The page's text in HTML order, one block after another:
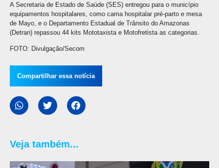
A Secretaria de Estado de Saúde (SES) entregou para o município
equipamentos hospitalares, como cama hospitalar pré-parto e mesa
de Mayo, e o Departamento Estadual de Trânsito do Amazonas
(Detran) repassou 44 kits Mototaxista e Motofretista as categorias.
FOTO: Divulgação/Secom
Compartilhar essa notícia
Veja também...